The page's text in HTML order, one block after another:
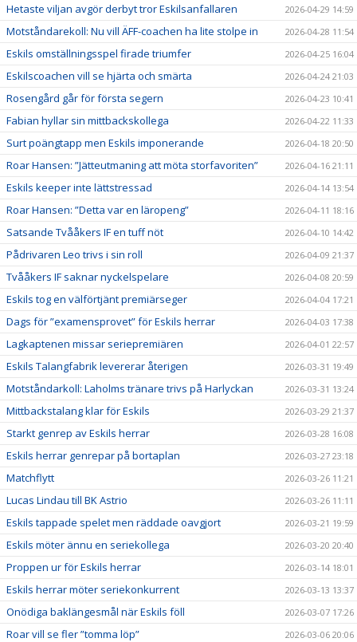
Hetaste viljan avgör derbyt tror Eskilsanfallaren 2026-04-29 14:59
Motståndarekoll: Nu vill ÄFF-coachen ha lite stolpe in 2026-04-28 11:54
Eskils omställningsspel firade triumfer 2026-04-25 16:04
Eskilscoachen vill se hjärta och smärta 2026-04-24 21:03
Rosengård går för första segern 2026-04-23 10:41
Fabian hyllar sin mittbackskollega 2026-04-22 11:33
Surt poängtapp men Eskils imponerande 2026-04-18 20:50
Roar Hansen: ”Jätteutmaning att möta storfavoriten” 2026-04-16 21:11
Eskils keeper inte lättstressad 2026-04-14 13:54
Roar Hansen: ”Detta var en läropeng” 2026-04-11 18:16
Satsande Tvååkers IF en tuff nöt 2026-04-10 14:42
Pådrivaren Leo trivs i sin roll 2026-04-09 21:37
Tvååkers IF saknar nyckelspelare 2026-04-08 20:59
Eskils tog en välförtjänt premiärseger 2026-04-04 17:21
Dags för ”examensprovet” för Eskils herrar 2026-04-03 17:38
Lagkaptenen missar seriepremiären 2026-04-01 22:57
Eskils Talangfabrik levererar återigen 2026-03-31 19:49
Motståndarkoll: Laholms tränare trivs på Harlyckan 2026-03-31 13:24
Mittbackstalang klar för Eskils 2026-03-29 21:37
Starkt genrep av Eskils herrar 2026-03-28 16:08
Eskils herrar genrepar på bortaplan 2026-03-27 23:18
Matchflytt 2026-03-26 11:21
Lucas Lindau till BK Astrio 2026-03-26 11:11
Eskils tappade spelet men räddade oavgjort 2026-03-21 19:59
Eskils möter ännu en seriekollega 2026-03-20 20:40
Proppen ur för Eskils herrar 2026-03-14 18:01
Eskils herrar möter seriekonkurrent 2026-03-13 13:37
Onödiga baklängesmål när Eskils föll 2026-03-07 17:26
Roar vill se fler ”tomma löp” 2026-03-06 20:06